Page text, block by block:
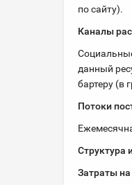
по сайту).
Каналы
данный
бартеру (в
Потоки
Структура
Затраты на